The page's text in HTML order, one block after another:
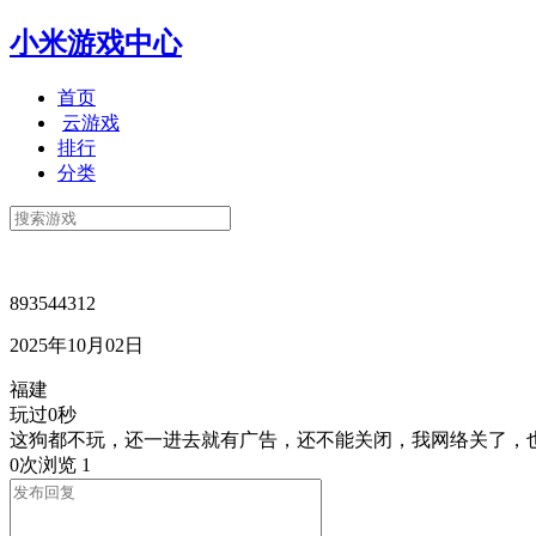
小米游戏中心
首页
云游戏
排行
分类
893544312
2025年10月02日
福建
玩过0秒
这狗都不玩，还一进去就有广告，还不能关闭，我网络关了，
0次浏览 1